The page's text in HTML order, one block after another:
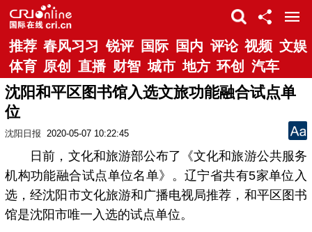
推荐 春风习习 锐评 国际 国内 评论 视频 文娱
体育 原创 直播 财智 城市 地方 环创 汽车
沈阳和平区图书馆入选文旅功能融合试点单
位
沈阳日报 2020-05-07 10:22:45
日前，文化和旅游部公布了《文化和旅游公共服务
机构功能融合试点单位名单》。辽宁省共有5家单位入
选，经沈阳市文化旅游和广播电视局推荐，和平区图书
馆是沈阳市唯一入选的试点单位。